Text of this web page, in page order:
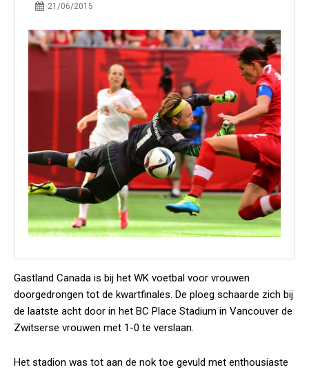
21/06/2015
Gastland Canada is bij het WK voetbal voor vrouwen
doorgedrongen tot de kwartfinales. De ploeg schaarde zich bij
de laatste acht door in het BC Place Stadium in Vancouver de
Zwitserse vrouwen met 1-0 te verslaan.
Het stadion was tot aan de nok toe gevuld met enthousiaste